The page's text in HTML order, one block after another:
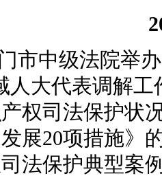
市中级法院举
人大代表调解
权司法保护状
展20项措施》
法保护典型案